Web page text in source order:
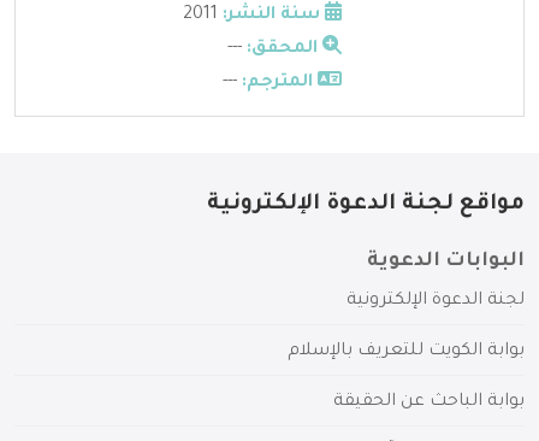
سنة النشر:
المحقق: ---
المترجم: ---
مواقع لجنة الدعوة الإلكترونية
البوابات الدعوية
لجنة الدعوة الإلكترونية
بوابة الكويت للتعريف بالإسلام
بوابة الباحث عن الحقيقة